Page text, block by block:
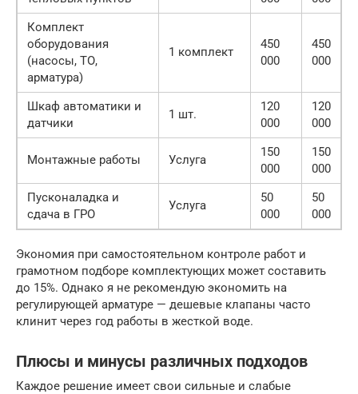
Комплект
оборудования
(насосы, ТО,
арматура)
1 комплект
450
000
450
000
Шкаф автоматики и
датчики
1 шт.
120
000
120
000
Монтажные работы Услуга
150
000
150
000
Пусконаладка и
сдача в ГРО
Услуга
50
000
50
000
Экономия при самостоятельном контроле работ и
грамотном подборе комплектующих может составить
до 15%. Однако я не рекомендую экономить на
регулирующей арматуре — дешевые клапаны часто
клинит через год работы в жесткой воде.
Плюсы и минусы различных подходов
Каждое решение имеет свои сильные и слабые